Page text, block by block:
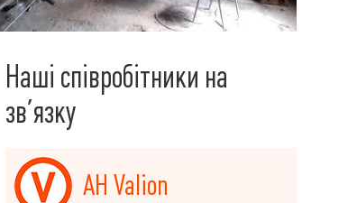
Наші співробітники на
зв’язку
АН Valion